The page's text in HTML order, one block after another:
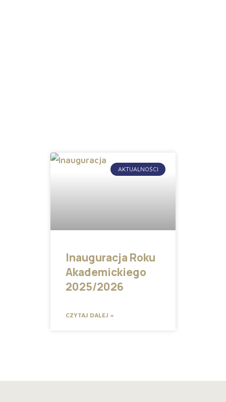
AKTUALNOŚCI
Inauguracja Roku
Akademickiego
2025/2026
CZYTAJ DALEJ »